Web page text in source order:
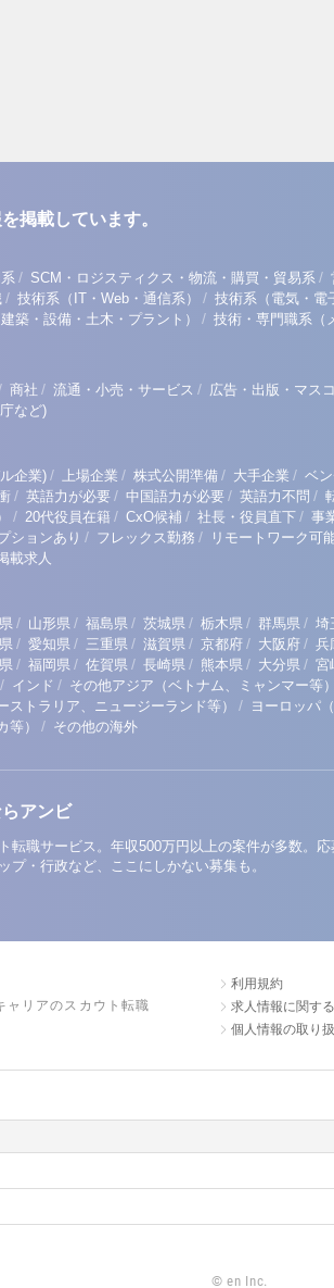
掲載しています。
/ SCM・ロジスティクス・物流・購買・貿易系 /
/ 技術系（IT・Web・通信系） / 技術系（電気・電
築・設備・土木・プラント） / 技術・専門職系（
商社 / 流通・小売・サービス / 広告・出版・マス
など)
企業)/ 上場企業 / 株式公開準備 / 大手企業 / ベ
/ 英語力が必要 / 中国語力が必要 / 英語力不問 /
/ 20代役員在籍 / CxO候補 / 社長・役員直下 / 事
ションあり / フレックス勤務 / リモートワーク可
載求人
/ 山形県 / 福島県 / 茨城県 / 栃木県 / 群馬県 / 埼
/ 愛知県 / 三重県 / 滋賀県 / 京都府 / 大阪府 / 兵
/ 福岡県 / 佐賀県 / 長崎県 / 熊本県 / 大分県 / 宮
/ インド / その他アジア（ベトナム、ミャンマー等）
ストラリア、ニュージーランド等） / ヨーロッパ
等）
/ その他の海外
アンビ
転職サービス。年収500万円以上の案件が多数。
・行政など、ここにしかない募集も。
ャリアのスカウト転職
利用規約
求人情報に関す
個人情報の取り
© en Inc.